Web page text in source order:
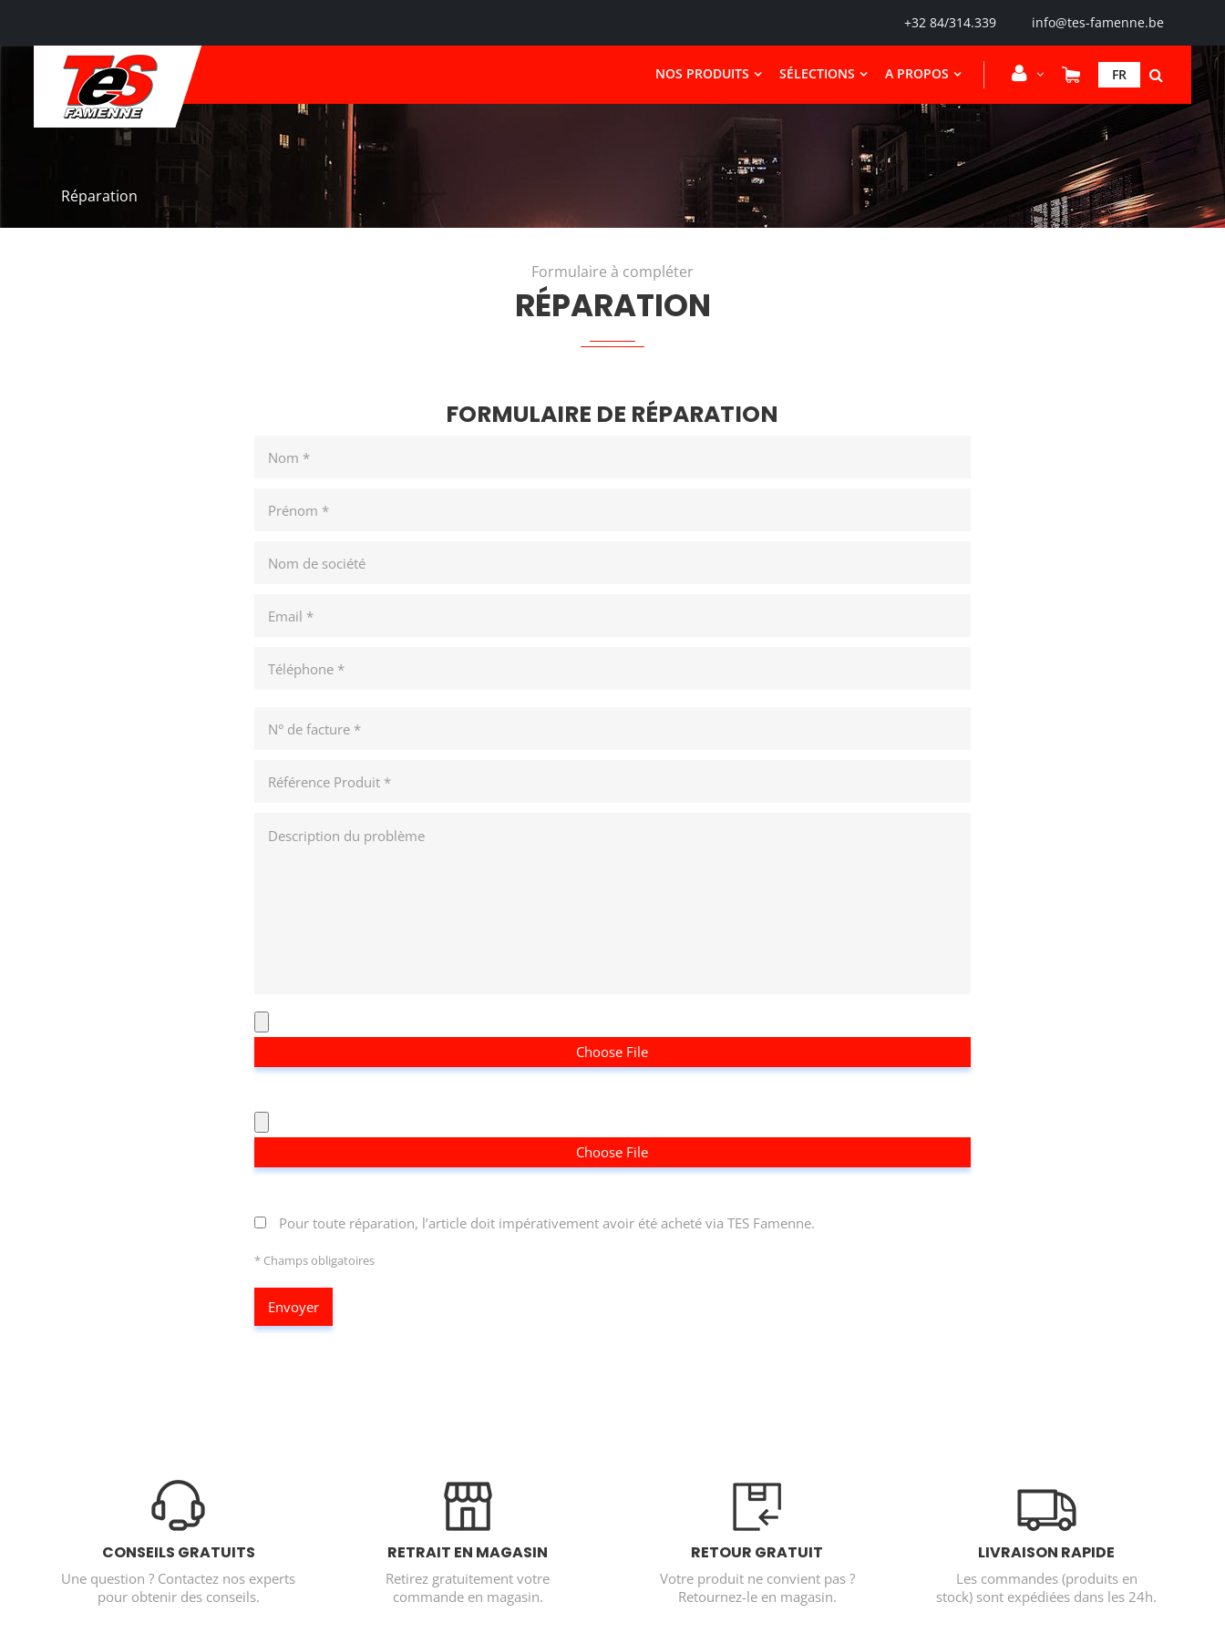
+32 84/314.339 info@tes-famenne.be
FR
NOS PRODUITS SÉLECTIONS A PROPOS
Réparation
Formulaire à compléter
RÉPARATION
FORMULAIRE DE RÉPARATION
Choose File
Choose File
Pour toute réparation, l’article doit impérativement avoir été acheté via TES Famenne.
* Champs obligatoires
Envoyer
CONSEILS GRATUITS
Une question ? Contactez nos experts
pour obtenir des conseils.
RETRAIT EN MAGASIN
Retirez gratuitement votre
commande en magasin.
RETOUR GRATUIT
Votre produit ne convient pas ?
Retournez-le en magasin.
LIVRAISON RAPIDE
Les commandes (produits en
stock) sont expédiées dans les 24h.